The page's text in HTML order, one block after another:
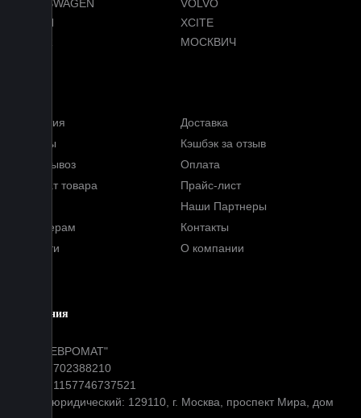
VOLKSWAGEN
VOLVO
VOYAH
XCITE
ZEEKR
МОСКВИЧ
Гарантия
Доставка
Отзывы
Кэшбэк за отзыв
Самовывоз
Оплата
Возврат товара
Прайс-лист
Наши Партнеры
Партнерам
Контакты
Новости
О компании
Компания
ООО "ЕВРОМАТ"
ИНН: 7702388210
ОГРН: 1157746737521
Адрес юридический: 129110, г. Москва, проспект Мира, дом